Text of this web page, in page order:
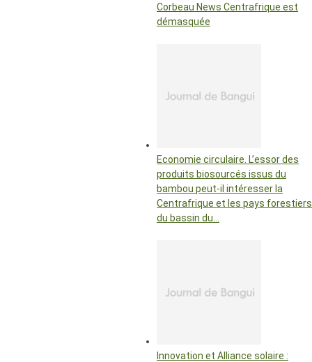
Corbeau News Centrafrique est
démasquée
Economie circulaire. L’essor des
produits biosourcés issus du
bambou peut-il intéresser la
Centrafrique et les pays forestiers
du bassin du…
Innovation et Alliance solaire :